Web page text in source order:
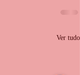
Ver tudo